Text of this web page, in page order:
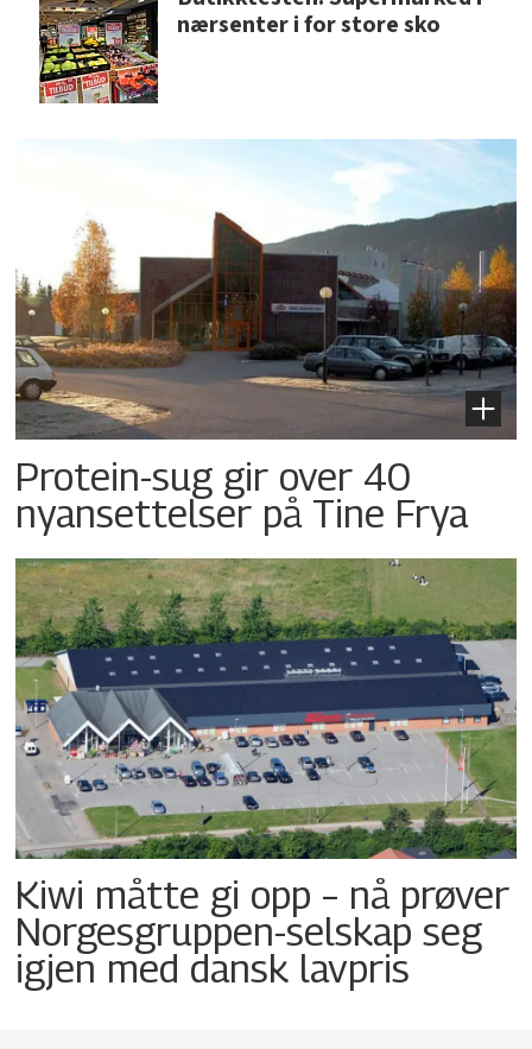
nærsenter i for store sko
Protein-sug gir over 40
nyansettelser på Tine Frya
Kiwi måtte gi opp – nå prøver
Norgesgruppen-selskap seg
igjen med dansk lavpris